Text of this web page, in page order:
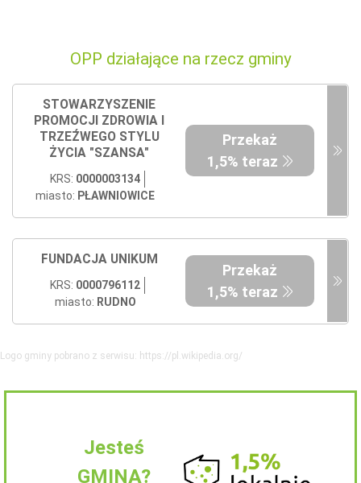
OPP działające na rzecz gminy
STOWARZYSZENIE
PROMOCJI ZDROWIA I
TRZEŹWEGO STYLU
ŻYCIA "SZANSA"
KRS: 0000003134
miasto: PŁAWNIOWICE
Przekaż
1,5% teraz
FUNDACJA UNIKUM
KRS: 0000796112
miasto: RUDNO
Przekaż
1,5% teraz
Logo gminy pobrano z serwisu: https://pl.wikipedia.org/
Jesteś
GMINĄ?